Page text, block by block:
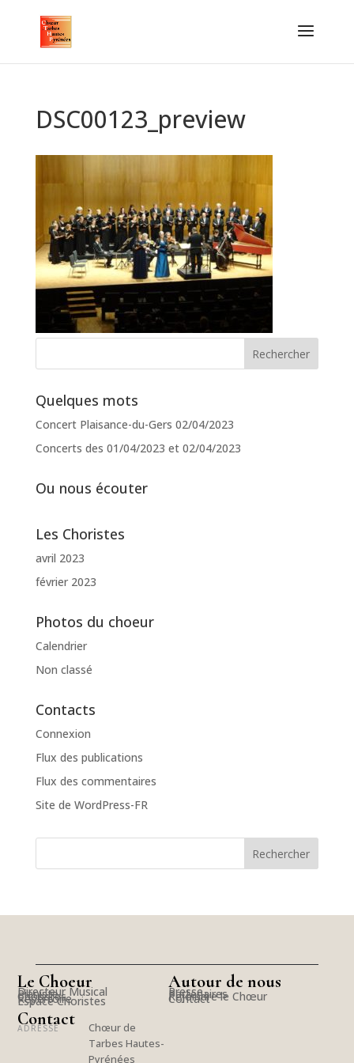
DSC00123_preview
Quelques mots
Concert Plaisance-du-Gers 02/04/2023
Concerts des 01/04/2023 et 02/04/2023
Ou nous écouter
Les Choristes
avril 2023
février 2023
Photos du choeur
Calendrier
Non classé
Contacts
Connexion
Flux des publications
Flux des commentaires
Site de WordPress-FR
Le Choeur
Directeur Musical
Pianiste
Choristes
Répertoire
Espace Choristes
Autour de nous
Presse
Partenaires
Rejoindre le Chœur
Contact
Contact
ADRESSE
Chœur de
Tarbes Hautes-
Pyrénées